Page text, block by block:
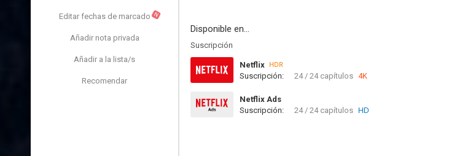
Editar fechas de marcado N
Añadir nota privada
Añadir a la lista/s
Recomendar
Disponible en...
Suscripción
Netflix HDR
Suscripción: 24 / 24 capítulos 4K
Netflix Ads
Suscripción:
24 / 24 capítulos HD